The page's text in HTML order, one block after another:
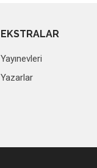
EKSTRALAR
Yayınevleri
Yazarlar